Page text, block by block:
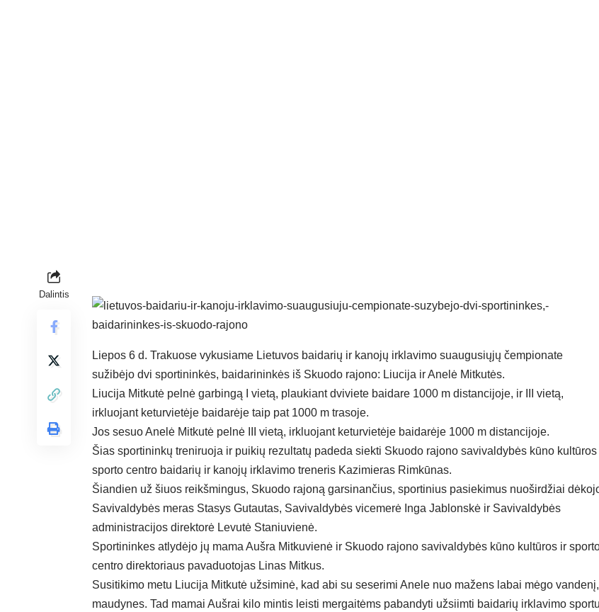
Dalintis
Liepos 6 d. Trakuose vykusiame Lietuvos baidarių ir kanojų irklavimo suaugusiųjų čempionate
sužibėjo dvi sportininkės, baidarininkės iš Skuodo rajono: Liucija ir Anelė Mitkutės.
Liucija Mitkutė pelnė garbingą I vietą, plaukiant dviviete baidare 1000 m distancijoje, ir III vietą,
irkluojant keturvietėje baidarėje taip pat 1000 m trasoje.
Jos sesuo Anelė Mitkutė pelnė III vietą, irkluojant keturvietėje baidarėje 1000 m distancijoje.
Šias sportininkų treniruoja ir puikių rezultatų padeda siekti Skuodo rajono savivaldybės kūno kultūros
sporto centro baidarių ir kanojų irklavimo treneris Kazimieras Rimkūnas.
Šiandien už šiuos reikšmingus, Skuodo rajoną garsinančius, sportinius pasiekimus nuoširdžiai
Savivaldybės meras Stasys Gutautas, Savivaldybės vicemerė Inga Jablonskė ir Savivaldybės
administracijos direktorė Levutė Staniuvienė.
Sportininkes atlydėjo jų mama Aušra Mitkuvienė ir Skuodo rajono savivaldybės kūno kultūros ir
centro direktoriaus pavaduotojas Linas Mitkus.
Susitikimo metu Liucija Mitkutė užsiminė, kad abi su seserimi Anele nuo mažens labai mėgo vandenį,
maudynes. Tad mamai Aušrai kilo mintis leisti mergaitėms pabandyti užsiimti baidarių irklavimo